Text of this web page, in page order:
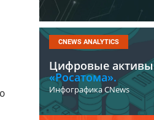
CNEWS ANALYTICS
Цифровые активы
«Росатома».
Инфографика CNews